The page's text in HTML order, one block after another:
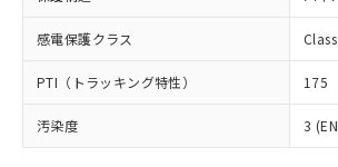
感電保護クラス
PTI（トラッキング特性） 175
汚染度 3
販売ネットワーク
ください。
在庫状況および標準価格結
事前の承諾なく第三者に漏洩
マイパーツ機能（部品リス
図的な使用がないことを確認しています。
※2 対応予定月
部品在庫の切り替え状況などに
月が前後することがあります。
※2 環境保護使用期限
「ｅ」：有害物質（10物質）のす
準値以下であることを示します。
「10」：通常の使用状況下にお
質が外部に漏えいし、環境に深刻
武器並びにこれらの製造装
使用いたしません。
当社は、貴社製品を第三者
場合は、上記1、2および3の
該第三者に通知します。ま
販売先および販売に係わる
法に輸出するおそれがある
いては、お客様のお取
たはお客様担当のオムロ
機器販売店・当社販売
認ください)
受注生産機種、また在庫